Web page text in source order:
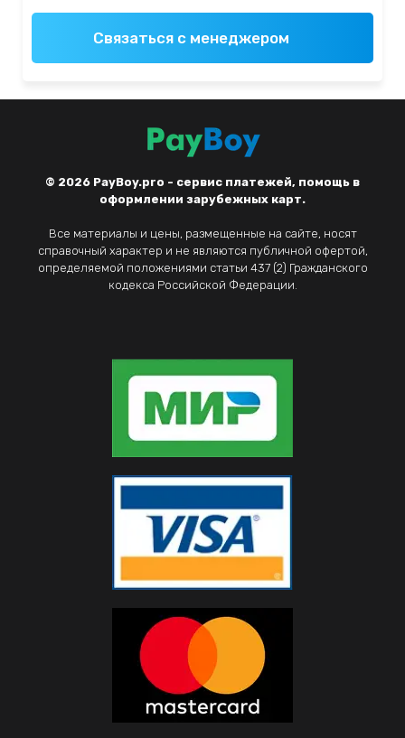
Связаться с менеджером
© 2026 PayBoy.pro - сервис платежей, помощь в
оформлении зарубежных карт.
Все материалы и цены, размещенные на сайте, носят
справочный характер и не являются публичной офертой,
определяемой положениями статьи 437 (2) Гражданского
кодекса Российской Федерации.